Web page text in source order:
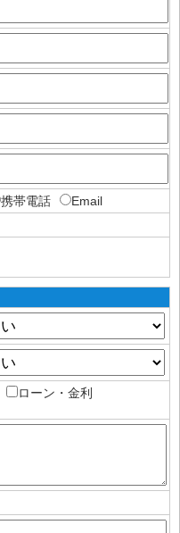
携帯電話
Email
ローン・金利